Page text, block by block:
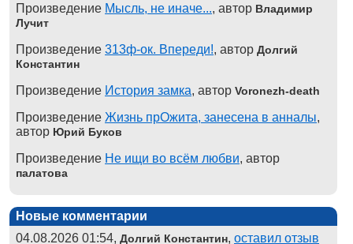
Произведение Мысль, не иначе..., автор Владимир
Лучит
Произведение 313ф-ок. Впереди!, автор Долгий
Константин
Произведение История замка, автор Voronezh-death
Произведение Жизнь прОжита, занесена в анналы,
автор Юрий Буков
Произведение Не ищи во всём любви, автор
палатова
Новые комментарии
04.08.2026 01:54, Долгий Константин, оставил отзыв